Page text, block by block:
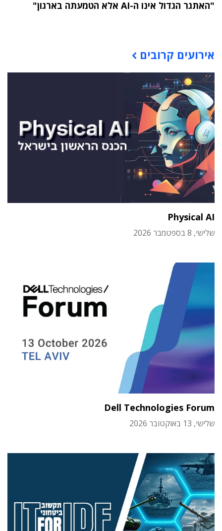
"האתגר הגדול אינו ה-AI אלא הטמעתה בארגון"
אירועים קרובים
Physical AI
שלישי, 8 בספטמבר 2026
Dell Technologies Forum
שלישי, 13 באוקטובר 2026